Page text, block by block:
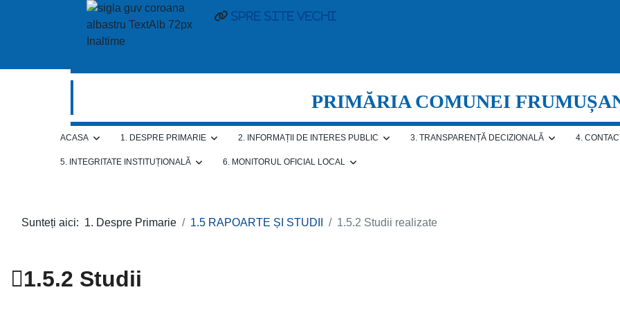
spre site vechi
PRIMĂRIA COMUNEI
ACASA 1. DESPRE PRIMARIE 2. INFORMAȚII DE INTERES PUBLIC 3. TRANSPARENȚĂ DECIZIONALĂ 4.
5. INTEGRITATE INSTITUȚIONALĂ 6. MONITORUL OFICIAL LOCAL
Sunteți aici: 1. Despre Primarie 1.5 RAPOARTE ȘI STUDII 1.5.2 Studii realizate
1.5.2 Studii